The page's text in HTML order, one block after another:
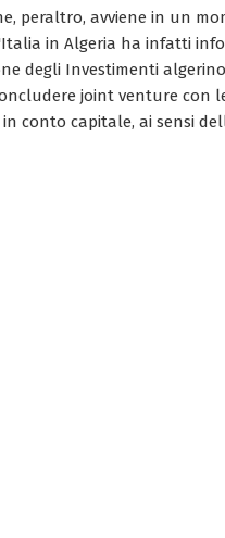
peraltro, avviene in un
in Algeria ha infatti
degli Investimenti
joint venture con
conto capitale, ai sensi